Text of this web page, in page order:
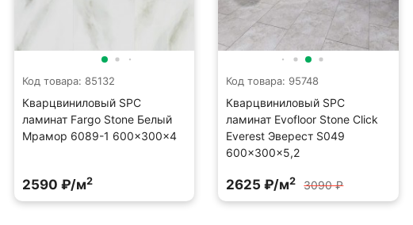
Код товара: 85132
Кварцвиниловый SPC
ламинат Fargo Stone Белый
Мрамор 6089-1 600×300×4
2590 ₽/м2
Код товара: 95748
Кварцвиниловый SPC
ламинат Evofloor Stone Click
Everest Эверест S049
600×300×5,2
2625 ₽/м2 3090 ₽